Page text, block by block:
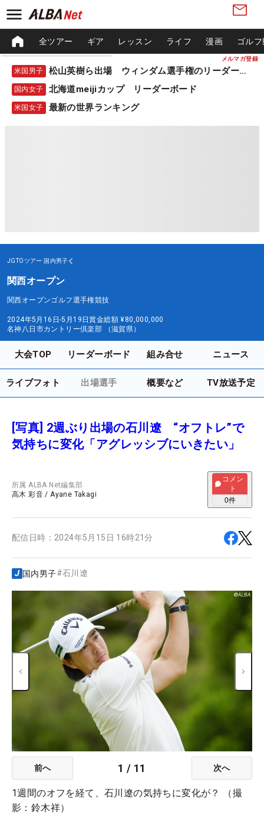
メルマガ登録
全ツアー ギア レッスン ライフ 漫画 ゴル
米国男子 松山英樹ら出場 ウィンダム選手権のリーダーボード
国内女子 北海道meijiカップ リーダーボード
米国女子 最新の世界ランキング
JGTOツアー 国内男子
関西オープン
関西オープンゴルフ選手権競技
2024年5月16日-5月19日賞金総額 ¥80,000,000
名神八日市カントリー倶楽部 （滋賀県）
大会TOP リーダーボード 組み合せ ニュース
ライブフォト 出場選手 概要など TV放送予定
[写真] 2週ぶり出場の石川遼 “オフトレ”で
気持ちに変化「アグレッシブにいきたい」
所属ALBA Net編集部
高木 彩音 /Ayane Takagi
コメン
ト
0件
配信日時： 2024年5月15日 16時21分
国内男子#石川遼
前へ 1 / 11 次へ
1週間のオフを経て、石川遼の気持ちに変化が？ （撮
影：鈴木祥）